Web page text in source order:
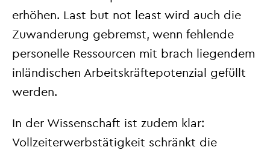
erhöhen. Last but not least wird auch die
Zuwanderung gebremst, wenn fehlende
personelle Ressourcen mit brach liegendem
inländischen Arbeitskräftepotenzial gefüllt
werden.
In der Wissenschaft ist zudem klar:
Vollzeiterwerbstätigkeit schränkt die